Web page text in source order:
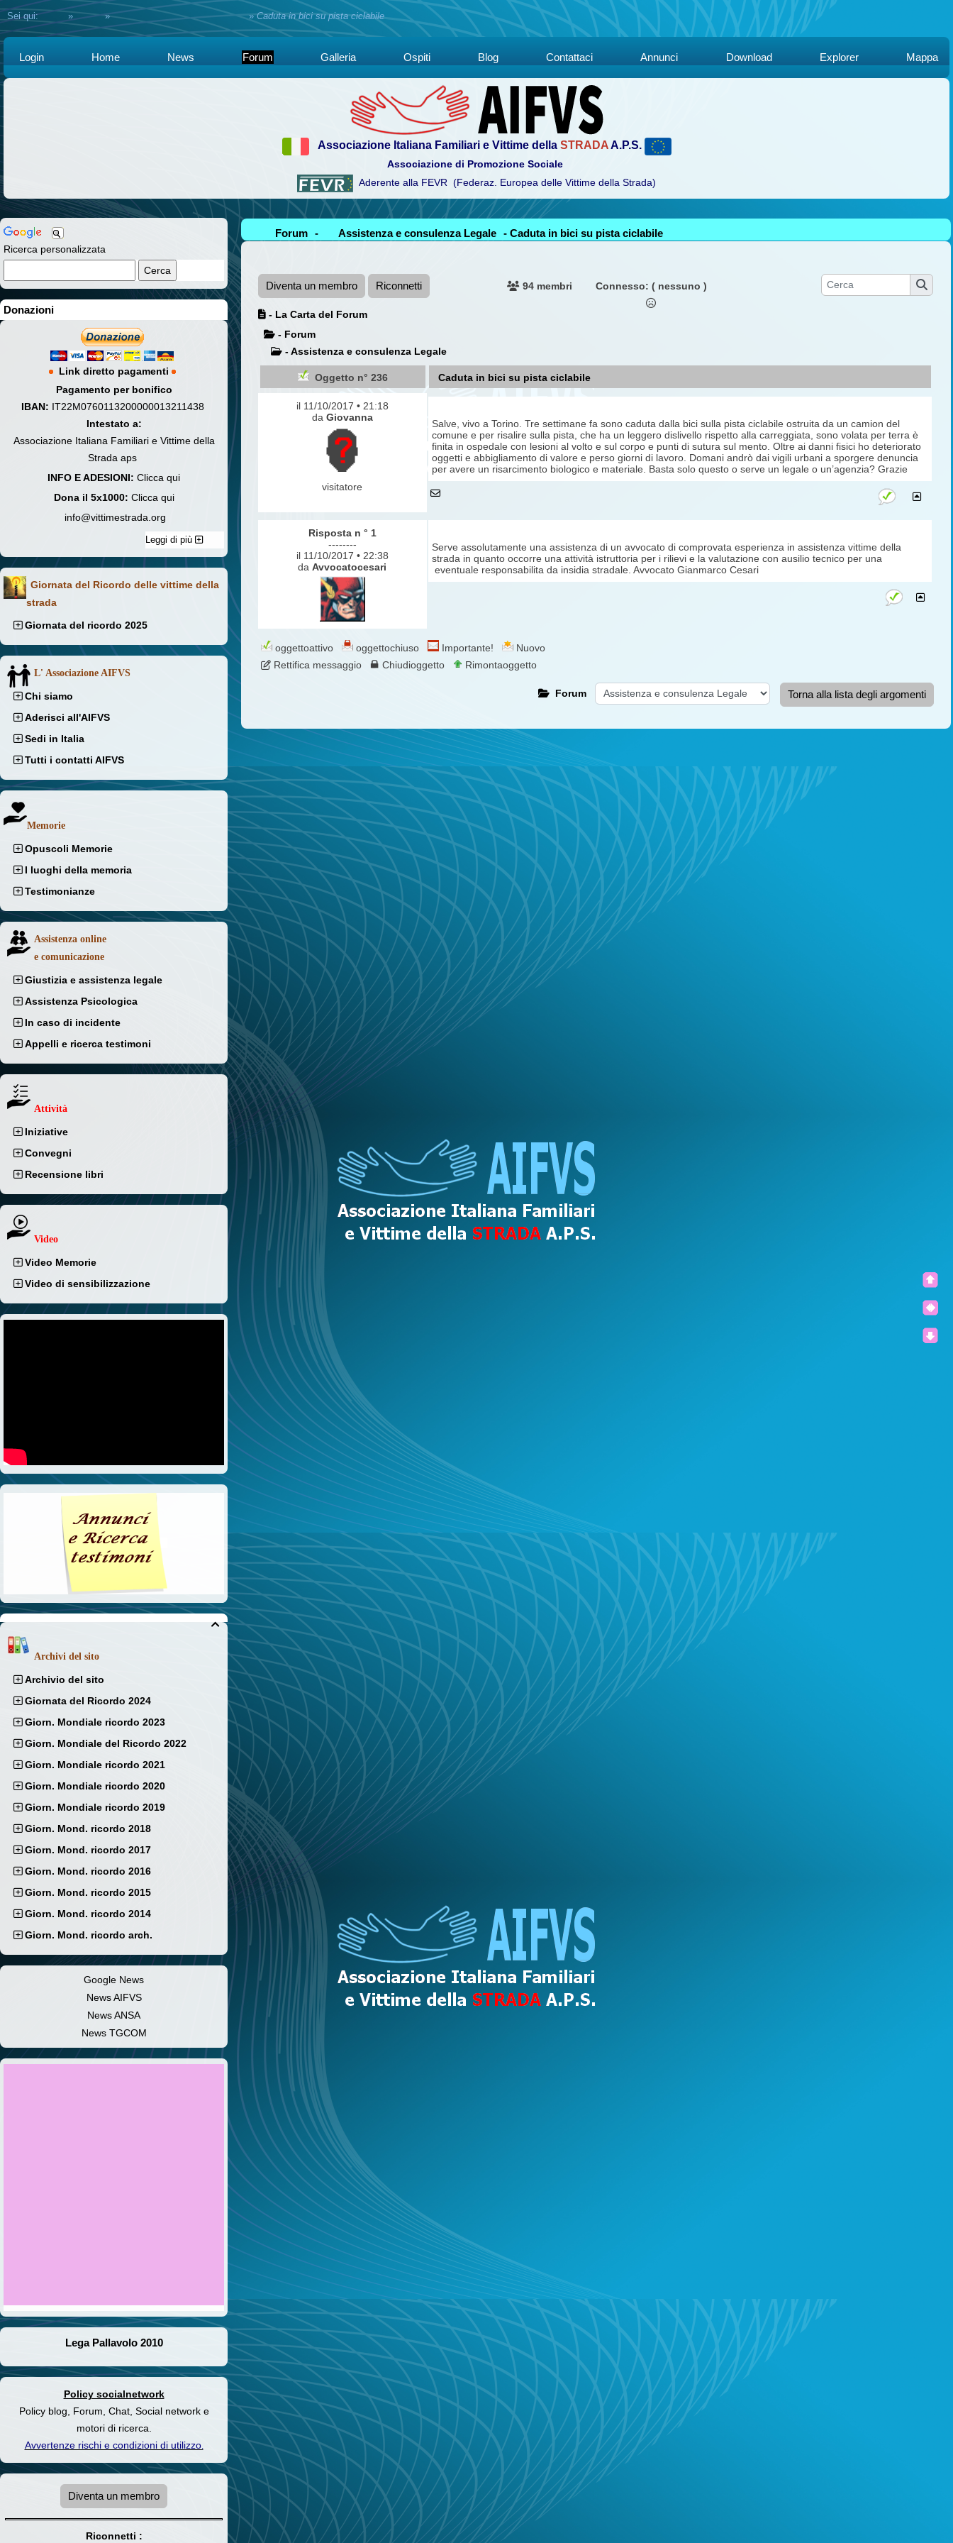
Sei qui:Home »Forum »Assistenza e consulenza Legale»Caduta in bici su pista ciclabile
Login Home News Forum Galleria Ospiti Blog Contattaci Annunci Download Explorer Mappa
Associazione Italiana Familiari e Vittime della STRADAA.P.S.
Associazione di Promozione Sociale
Aderente alla FEVR (Federaz. Europea delle Vittime della Strada)
Ricerca personalizzata
Donazioni
Link diretto pagamenti
Pagamento per bonifico
IBAN: IT22M0760113200000013211438
Intestato a:
Associazione Italiana Familiari e Vittime della
Strada aps
INFO E ADESIONI: Clicca qui
Dona il 5x1000: Clicca qui
info@vittimestrada.org
Leggi di più
Giornata del Ricordo delle vittime della
strada
Giornata del ricordo 2025
L' Associazione AIFVS
Chi siamo
Aderisci all'AIFVS
Sedi in Italia
Tutti i contatti AIFVS
Memorie
Opuscoli Memorie
I luoghi della memoria
Testimonianze
Assistenza online
e comunicazione
Giustizia e assistenza legale
Assistenza Psicologica
In caso di incidente
Appelli e ricerca testimoni
Attività
Iniziative
Convegni
Recensione libri
Video
Video Memorie
Video di sensibilizzazione

Archivi del sito
Archivio del sito
Giornata del Ricordo 2024
Giorn. Mondiale ricordo 2023
Giorn. Mondiale del Ricordo 2022
Giorn. Mondiale ricordo 2021
Giorn. Mondiale ricordo 2020
Giorn. Mondiale ricordo 2019
Giorn. Mond. ricordo 2018
Giorn. Mond. ricordo 2017
Giorn. Mond. ricordo 2016
Giorn. Mond. ricordo 2015
Giorn. Mond. ricordo 2014
Giorn. Mond. ricordo arch.
Google News
News AIFVS
News ANSA
News TGCOM
Lega Pallavolo 2010
Policy socialnetwork
Policy blog, Forum, Chat, Social network e
motori di ricerca.
Avvertenze rischi e condizioni di utilizzo.
Diventa un membro
Riconnetti :
Forum - Assistenza e consulenza Legale - Caduta in bici su pista ciclabile
Diventa un membro Riconnetti 94 membri Connesso: ( nessuno )
- La Carta del Forum
- Forum
- Assistenza e consulenza Legale
Oggetto n° 236 Caduta in bici su pista ciclabile
il 11/10/2017 • 21:18
da Giovanna
visitatore
Salve, vivo a Torino. Tre settimane fa sono caduta dalla bici sulla pista ciclabile ostruita da un camion del
comune e per risalire sulla pista, che ha un leggero dislivello rispetto alla carreggiata, sono volata per terra è
finita in ospedale con lesioni al volto e sul corpo e punti di sutura sul mento. Oltre ai danni fisici ho deteriorato
oggetti e abbigliamento di valore e perso giorni di lavoro. Domani andrò dai vigili urbani a sporgere denuncia
per avere un risarcimento biologico e materiale. Basta solo questo o serve un legale o un’agenzia? Grazie
Risposta n ° 1
--------
il 11/10/2017 • 22:38
daAvvocatocesari
Serve assolutamente una assistenza di un avvocato di comprovata esperienza in assistenza vittime della
strada in quanto occorre una attività istruttoria per i rilievi e la valutazione con ausilio tecnico per una
eventuale responsabilita da insidia stradale. Avvocato Gianmarco Cesari
oggettoattivo oggettochiuso Importante!
Nuovo
Rettifica messaggio
Chiudioggetto Rimontaoggetto
Forum Torna alla lista degli argomenti